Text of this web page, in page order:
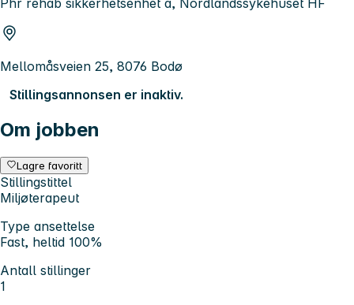
Mellomåsveien 25, 8076 Bodø
Stillingsannonsen er inaktiv.
Om jobben
Lagre favoritt
Stillingstittel
Miljøterapeut
Type ansettelse
Fast, heltid 100%
Antall stillinger
1